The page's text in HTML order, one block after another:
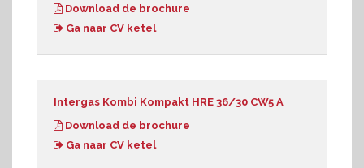
Download de brochure
Ga naar CV ketel
Intergas Kombi Kompakt HRE 36/30 CW5 A
Download de brochure
Ga naar CV ketel